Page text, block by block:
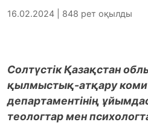
16.02.2024 | 848 рет оқылды
Солтүстік Қазақстан
қылмыстық-атқару
департаментінің
теологтар мен